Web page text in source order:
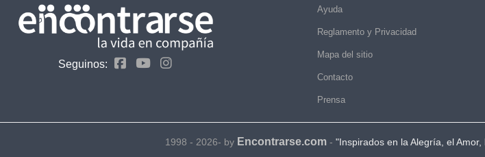
Seguinos:
Ayuda
Reglamento y Privacidad
Mapa del sitio
Contacto
Prensa
1998 - 2026- by Encontrarse.com- "Inspirados en la Alegría, el